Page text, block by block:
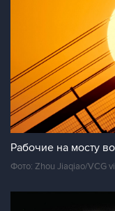
Рабочие на мосту
Фото: Zhou Jiaqiao/VCG